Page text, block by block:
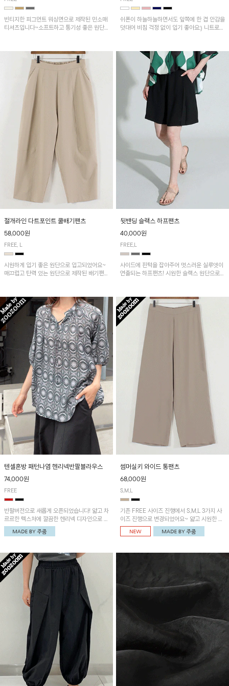
빈티지한 피그먼트 워싱면으로 제작된 민소매
티셔츠입니다~소프트하고 통기성 좋은 원단
쉬폰이 하늘하늘하면서도 앞쪽에 한 겹 안감을
덧대어 비침 걱정 없이 입기 좋아요:) 니트로
절개라인 다트포인트 쿨배기팬츠
58,000원
FREE, L
시원하게 입기 좋은 원단으로 입고되었어요~
매끄럽고 탄력 있는 원단으로 제작된 배기팬츠
뒷밴딩 슬랙스 하프팬츠
40,000원
FREE,L
사이드에 핀턱을 잡아주어 멋스러운 실루엣이
연출되는 하프팬츠! 시원한 슬랙스 원단으로
텐셀혼방 패턴나염 헨리넥반팔블라우스
74,000원
FREE
반팔버전으로 새롭게 오픈되었습니다! 얇고 차
르르한 텍스처에 깔끔한 헨리넥 디자인으로 제
작된 블라우스예요~볼륨감있는 소매 셔링과
세련된 나염패턴으로 유니크한 매력 UP!
썸머실키 와이드 통팬츠
68,000원
S,M,L
기존 FREE 사이즈 진행에서 S,M,L 3가지 사
이즈 진행으로 변경되었어요~ 얇고 시원한 원
단으로 제작된 와이드팬츠! 베이직한 디자인으
로 코디 활용도가 높은 아이템이에요~